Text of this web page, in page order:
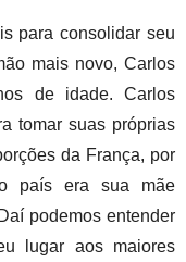
para consolidar seu
mais novo, Carlos
de idade. Carlos
tomar suas próprias
da França, por
país era sua mãe
podemos entender
lugar aos maiores